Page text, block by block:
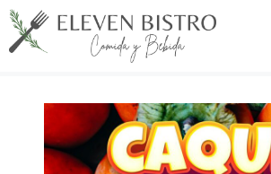
Saltar
al
contenido